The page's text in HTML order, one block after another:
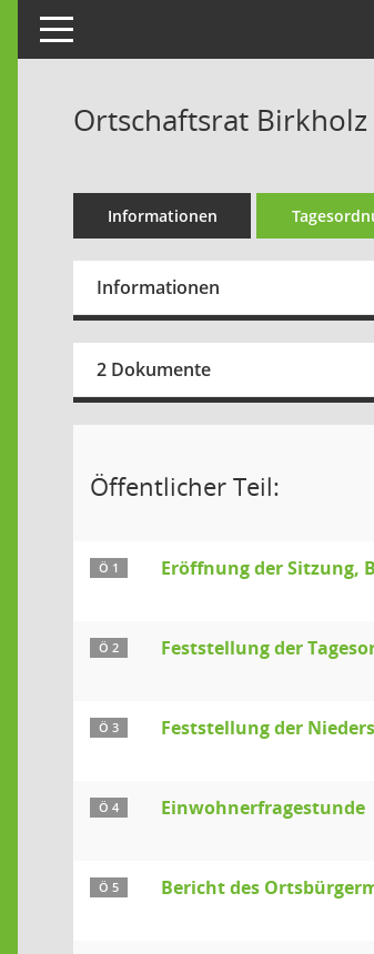
Toggle navigation
Ortschaftsrat
Informationen
Informationen
2 Dokumente
Öffentlicher Teil:
Ö 1 Eröffnung der Sitzung,
Ö 2 Feststellung der
Ö 3 Feststellung der
Ö 4 Einwohnerfragestunde
Ö 5 Bericht des